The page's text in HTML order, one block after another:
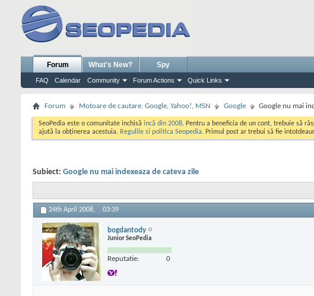
Forum
FAQ Calendar Community Forum Actions Quick Links
What's New? Spy
Forum Motoare de cautare. Google, Yahoo!, MSN Google Google nu mai
SeoPedia este o comunitate inchisă incă din 2008. Pentru a beneficia de un cont, trebuie să
ajută la obținerea acestuia. Regulile si politica Seopedia. Primul post ar trebui să fie
Subiect: Google nu mai indexeaza de cateva zile
24th April 2008, 03:39
bogdantody
Junior SeoPedia
Reputatie: 0